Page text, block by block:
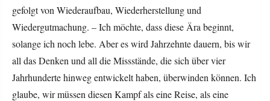
gefolgt von Wiederaufbau, Wiederherstellung und
Wiedergutmachung. – Ich möchte, dass diese Ära beginnt,
solange ich noch lebe. Aber es wird Jahrzehnte dauern, bis wir
all das Denken und all die Missstände, die sich über vier
Jahrhunderte hinweg entwickelt haben, überwinden können. Ich
glaube, wir müssen diesen Kampf als eine Reise, als eine